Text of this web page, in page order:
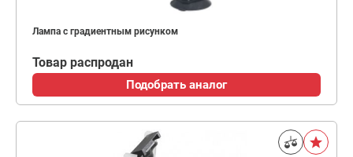
Лампа с градиентным рисунком
Товар распродан
Подобрать аналог